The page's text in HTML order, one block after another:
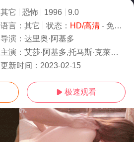
其它 恐怖 1996
9.0
语言： 其它 状态： HD/高清- 免费在线观看
导演： 达里奥·阿基多
主演： 艾莎·阿基多,托马斯·克莱舒曼,马克·莱昂纳蒂,路易吉·迪贝尔蒂,保罗·博纳切利,朱利安·兰布罗希尼,约翰·昆汀,弗兰科·第欧根尼,Lucia,Sta
更新时间： 2023-02-15
 极速观看